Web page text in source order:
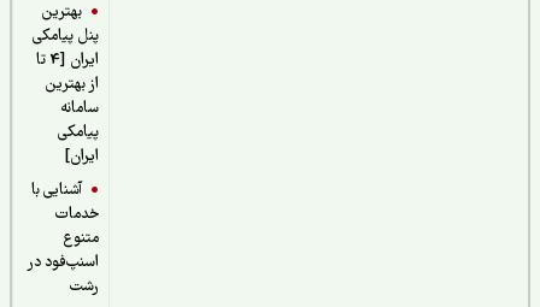
بهترین
پنل پیامکی
ایران [4 تا
از بهترین
سامانه
پیامکی
آشنایی با
خدمات
اسنپ‌فود در